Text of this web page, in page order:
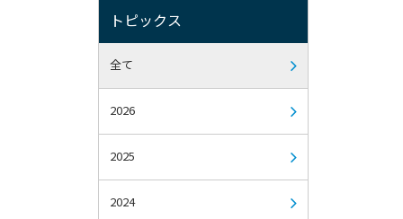
トピックス
全て
2026
2025
2024